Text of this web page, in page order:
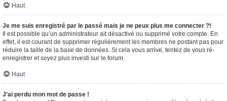
Haut
Je me suis enregistré par le passé mais je ne peux plus me connecter ?!
Il est possible qu’un administrateur ait désactivé ou supprimé votre compte. En
effet, il est courant de supprimer régulièrement les membres ne postant pas pour
réduire la taille de la base de données. Si cela vous arrive, tentez de vous ré-
enregistrer et soyez plus investi sur le forum.
Haut
J’ai perdu mon mot de passe !